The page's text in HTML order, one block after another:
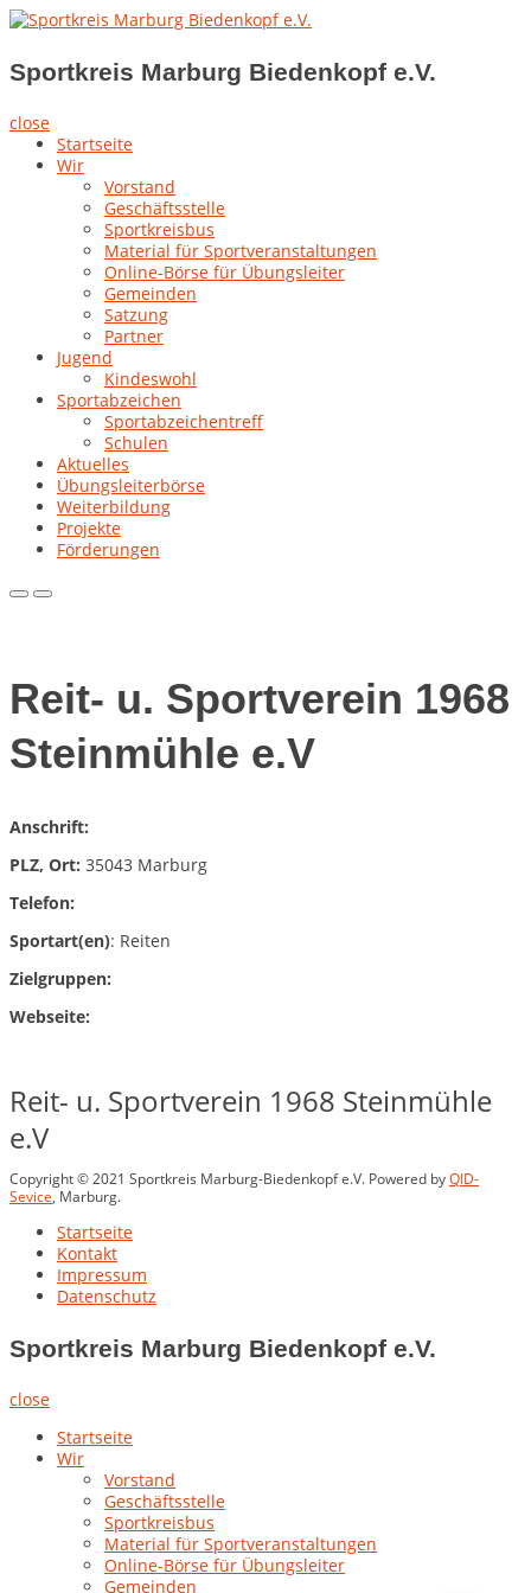
Skip
content
Sportkreis Marburg Biedenkopf e.V.
Sportkreis Marburg Biedenkopf e.V.
close
Startseite
Wir
Vorstand
Geschäftsstelle
Sportkreisbus
Material für Sportveranstaltungen
Online-Börse für Übungsleiter
Gemeinden
Satzung
Partner
Jugend
Kindeswohl
Sportabzeichen
Sportabzeichentreff
Schulen
Aktuelles
Übungsleiterbörse
Weiterbildung
Projekte
Förderungen
PrimaryPrimary
Reit- u. Sportverein 1968
Steinmühle e.V
Anschrift:
PLZ, Ort: 35043 Marburg
Telefon:
Sportart(en): Reiten
Zielgruppen:
Webseite:
Reit- u. Sportverein 1968 Steinmühle
e.V
Copyright © 2021 Sportkreis Marburg-Biedenkopf e.V. Powered byQID-
Sevice, Marburg.
Startseite
Kontakt
Impressum
Datenschutz
Sportkreis Marburg Biedenkopf e.V.
close
Startseite
Wir
Vorstand
Geschäftsstelle
Sportkreisbus
Material für Sportveranstaltungen
Online-Börse für Übungsleiter
Gemeinden